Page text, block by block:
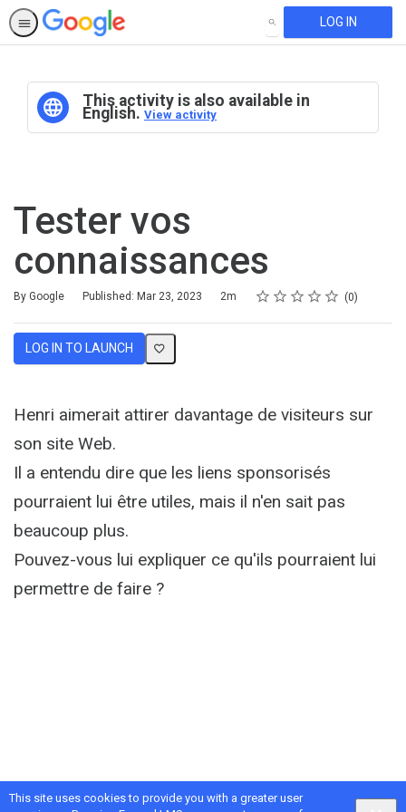
This site uses cookies to provide you with a greater user
SEARCH LOG IN
This activity is also available in
English. View activity
Tester vos
connaissances
By Google Published: Mar 23, 2023
Duration 2m Rating
1 star
2 stars
3 stars
4 stars
5 stars
Average rating: 0 0
No reviews
LOG IN TO LAUNCH
Henri aimerait attirer davantage de visiteurs sur
son site Web.
Il a entendu dire que les liens sponsorisés
pourraient lui être utiles, mais il n'en sait pas
beaucoup plus.
Pouvez-vous lui expliquer ce qu'ils pourraient lui
permettre de faire ?